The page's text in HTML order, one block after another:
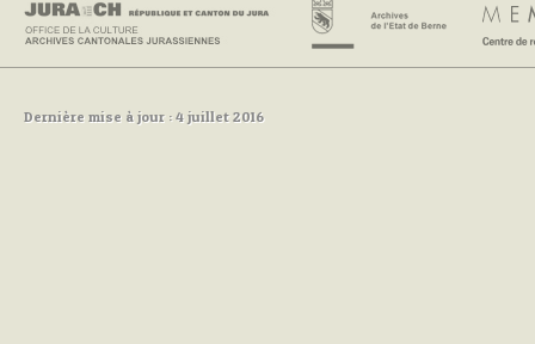
Dernière mise à jour : 4 juillet 2016